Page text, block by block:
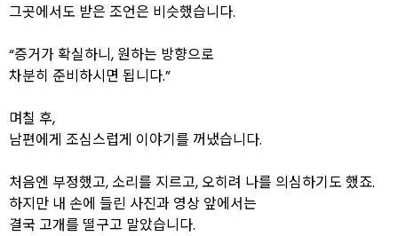
그곳에서도 받은 조언은 비슷했습니다.
“증거가 확실하니, 원하는 방향으로
차분히 준비하시면 됩니다.”
며칠 후,
남편에게 조심스럽게 이야기를 꺼냈습니다.
처음엔 부정했고, 소리를 지르고, 오히려 나를 의심하기도 했죠.
하지만 내 손에 들린 사진과 영상 앞에서는
결국 고개를 떨구고 말았습니다.